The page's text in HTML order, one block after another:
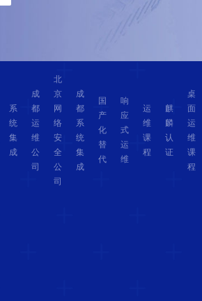
系
统
集
成
成
都
运
维
公
司
北
京
网
络
安
全
公
司
成
都
系
统
集
成
国
产
化
替
代
响
应
式
运
维
运
维
课
程
麒
麟
认
证
桌
面
运
维
课
程